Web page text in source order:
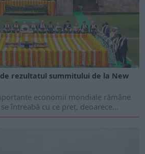
rezultatul summitului de la New
economii mondiale rămâne
întreabă cu ce preț, deoarece...